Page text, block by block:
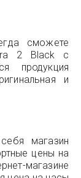
сможете
2 Black с
продукция
и
магазин
цены на
магазине